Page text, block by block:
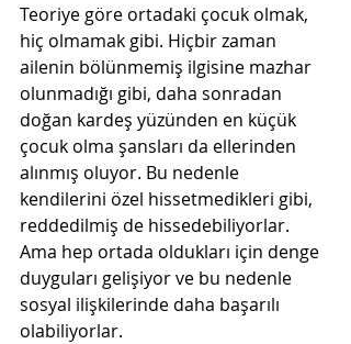
Teoriye göre ortadaki çocuk olmak,
hiç olmamak gibi. Hiçbir zaman
ailenin bölünmemiş ilgisine mazhar
olunmadığı gibi, daha sonradan
doğan kardeş yüzünden en küçük
çocuk olma şansları da ellerinden
alınmış oluyor. Bu nedenle
kendilerini özel hissetmedikleri gibi,
reddedilmiş de hissedebiliyorlar.
Ama hep ortada oldukları için denge
duyguları gelişiyor ve bu nedenle
sosyal ilişkilerinde daha başarılı
olabiliyorlar.